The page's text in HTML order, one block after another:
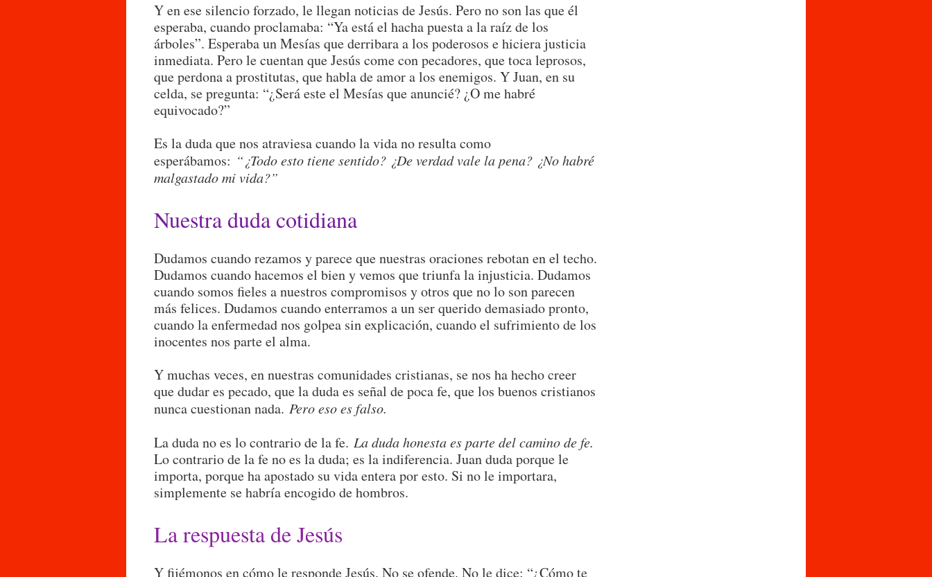
Y en ese silencio forzado, le llegan noticias de Jesús. Pero no son las que él
esperaba, cuando proclamaba: “Ya está el hacha puesta a la raíz de los
árboles”. Esperaba un Mesías que derribara a los poderosos e hiciera justicia
inmediata. Pero le cuentan que Jesús come con pecadores, que toca leprosos,
que perdona a prostitutas, que habla de amor a los enemigos. Y Juan, en su
celda, se pregunta: “¿Será este el Mesías que anuncié? ¿O me habré
equivocado?”
Es la duda que nos atraviesa cuando la vida no resulta como
esperábamos: “¿Todo esto tiene sentido? ¿De verdad vale la pena? ¿No habré
malgastado mi vida?”
Nuestra duda cotidiana
Dudamos cuando rezamos y parece que nuestras oraciones rebotan en el techo.
Dudamos cuando hacemos el bien y vemos que triunfa la injusticia. Dudamos
cuando somos fieles a nuestros compromisos y otros que no lo son parecen
más felices. Dudamos cuando enterramos a un ser querido demasiado pronto,
cuando la enfermedad nos golpea sin explicación, cuando el sufrimiento de los
inocentes nos parte el alma.
Y muchas veces, en nuestras comunidades cristianas, se nos ha hecho creer
que dudar es pecado, que la duda es señal de poca fe, que los buenos cristianos
nunca cuestionan nada. Pero eso es falso.
La duda no es lo contrario de la fe. La duda honesta es parte del camino de fe.
Lo contrario de la fe no es la duda; es la indiferencia. Juan duda porque le
importa, porque ha apostado su vida entera por esto. Si no le importara,
simplemente se habría encogido de hombros.
La respuesta de Jesús
Y fijémonos en cómo le responde Jesús. No se ofende. No le dice: “¿Cómo te